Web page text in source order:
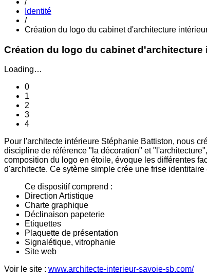
/
Identité
/
Création du logo du cabinet d'architecture
Création du logo du cabinet
Loading…
0
1
2
3
4
Pour l'architecte intérieure Stéphanie Battiston, nous
discipline de référence "la décoration" et
composition du logo en étoile, évoque les différentes
d'architecte. Ce sytème simple crée une frise
Ce dispositif comprend :
Direction Artistique
Charte graphique
Déclinaison papeterie
Etiquettes
Plaquette de présentation
Signalétique, vitrophanie
Site web
Voir le site : www.architecte-interieur-savoie-sb.com/